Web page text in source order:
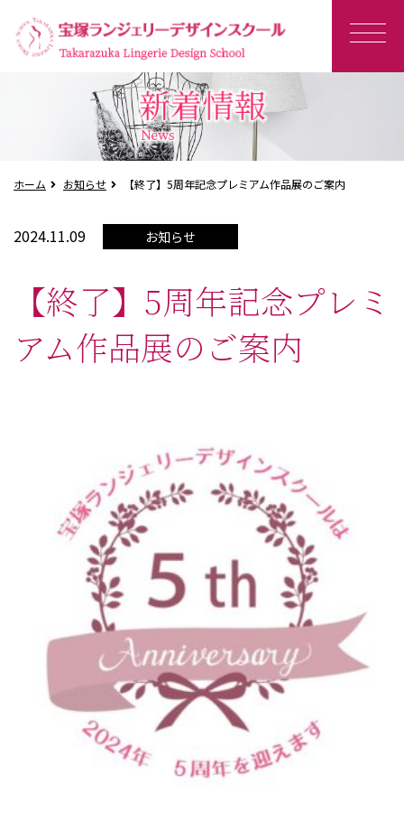
ホーム お知らせ 【終了】5周年記念プレミアム作品展のご案内
2024.11.09 お知らせ
【終了】5周年記念プレミ
アム作品展のご案内